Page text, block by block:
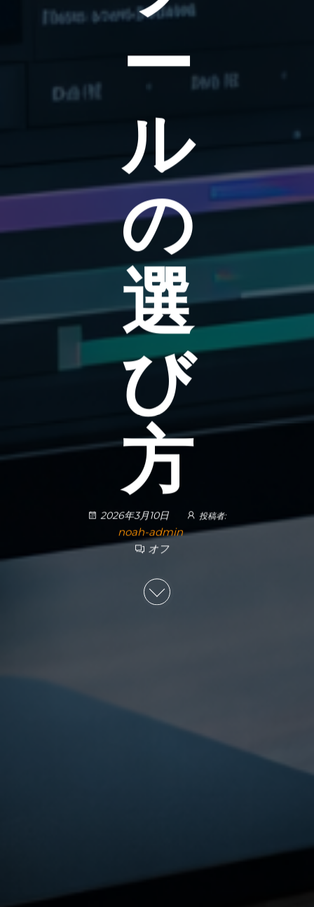
ー
ル
の
選
び
方
2026年3月10日 投稿者:
noah-admin
オフ